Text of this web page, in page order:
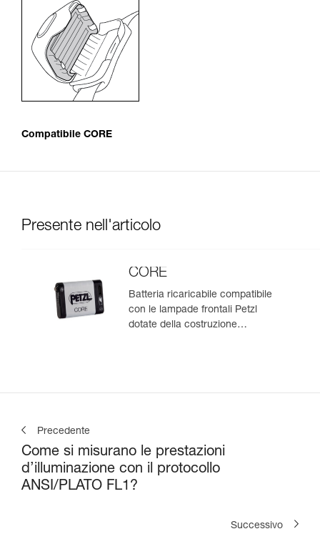
Compatibile CORE
Presente nell'articolo
CORE
Batteria ricaricabile compatibile
con le lampade frontali Petzl
dotate della costruzione
Precedente
Come si misurano le prestazioni
d’illuminazione con il protocollo
ANSI/PLATO FL1?
Successivo